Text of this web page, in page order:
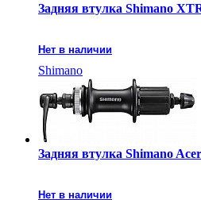
Задняя втулка Shimano
Нет в наличии
Shimano
Задняя втулка Shimano
Нет в наличии